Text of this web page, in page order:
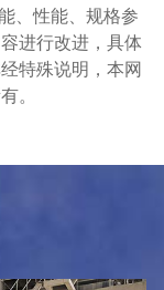
、性能、规格参
进行改进，具体
特殊说明，本网
。